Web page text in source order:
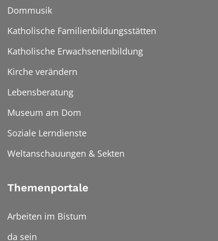
Dommusik
Katholische Familienbildungsstätten
Katholische Erwachsenenbildung
Kirche verändern
Lebensberatung
Museum am Dom
Soziale Lerndienste
Weltanschauungen & Sekten
Themenportale
Arbeiten im Bistum
da sein